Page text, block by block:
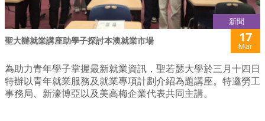
新聞
聖大辦就業講座助學子探討本澳就業市場 17
Mar
為助力青年學子掌握最新就業資訊，聖若瑟大學於三月十四日
特辦以青年就業服務及就業專項計劃介紹為題講座。特邀勞工
事務局、新濠博亞以及美高梅企業代表共同主講。